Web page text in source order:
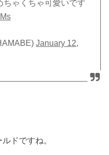
ちゃくちゃ可愛いです
January 12,
ドですね。